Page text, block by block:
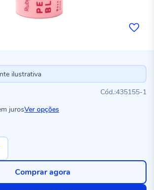
ilustrativa
435155-1
jurosVer opções
Comprar agora